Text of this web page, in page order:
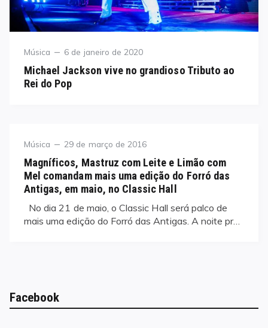
Category
Música
Posted
6 de janeiro de 2020
Michael Jackson vive no grandioso Tributo ao
Rei do Pop
Category
Música
Posted
29 de março de 2016
Magníficos, Mastruz com Leite e Limão com
Mel comandam mais uma edição do Forró das
Antigas, em maio, no Classic Hall
No dia 21 de maio, o Classic Hall será palco de
mais uma edição do Forró das Antigas. A noite pr…
Facebook